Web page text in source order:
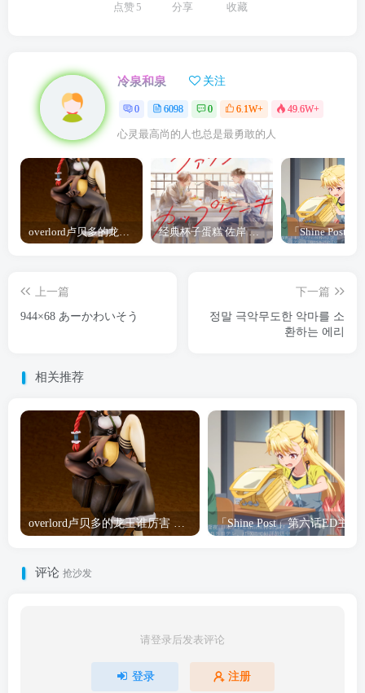
点赞 5 分享 收藏
冷泉和泉 关注
0 6098 0 6.1W+ 49.6W+
心灵最高尚的人也总是最勇敢的人
overlord卢贝多的龙王谁厉害 「Overlord」露普斯蕾琪娜·贝塔手办开订 经典杯子蛋糕 佐岸 漫画「经典杯子蛋糕」宣布真人日剧化
上一篇
944×68 あーかわいそう
下一篇
정말 극악무도한 악마를 소
환하는 에리
相关推荐
overlord卢贝多的龙王谁厉害 「Overlord」露普斯蕾琪娜·贝塔手办开订
评论 抢沙发
请登录后发表评论
登录 注册